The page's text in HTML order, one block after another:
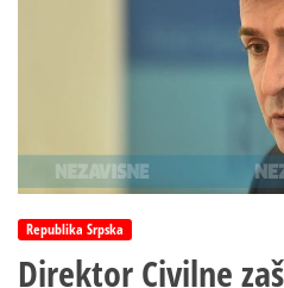
Republika Srpska
Direktor Civilne